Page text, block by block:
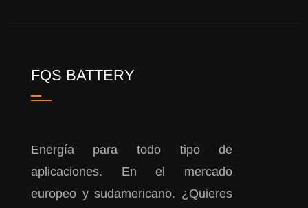
FQS BATTERY
Energía para todo tipo de
aplicaciones. En el mercado
europeo y sudamericano. ¿Quieres